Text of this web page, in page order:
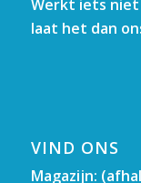
Werkt iets niet
laat het dan
VIND ONS
Magazijn: